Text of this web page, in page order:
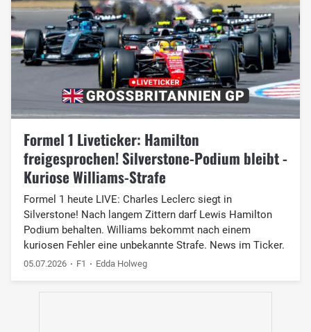
Formel 1 Liveticker: Hamilton
freigesprochen! Silverstone-Podium bleibt -
Kuriose Williams-Strafe
Formel 1 heute LIVE: Charles Leclerc siegt in
Silverstone! Nach langem Zittern darf Lewis Hamilton
Podium behalten. Williams bekommt nach einem
kuriosen Fehler eine unbekannte Strafe. News im Ticker.
05.07.2026 F1 Edda Holweg